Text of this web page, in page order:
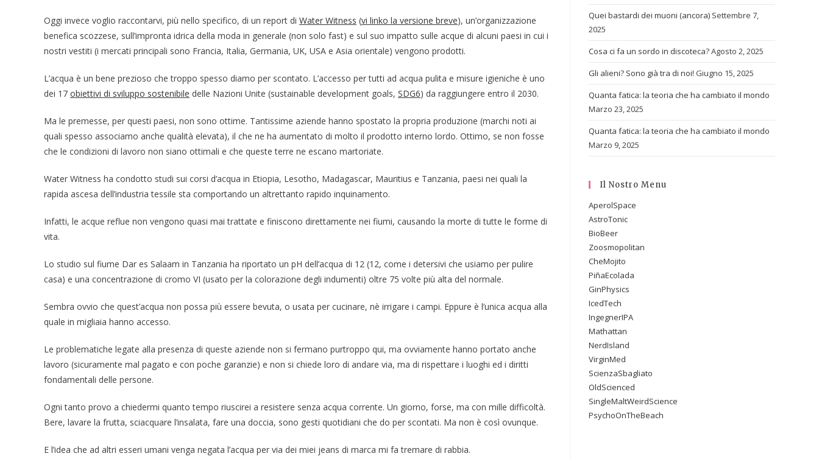
Oggi invece voglio raccontarvi, più nello specifico, di un report di Water Witness (vi linko la versione breve), un’organizzazione
benefica scozzese, sull’impronta idrica della moda in generale (non solo fast) e sul suo impatto sulle acque di alcuni paesi in cui i
nostri vestiti (i mercati principali sono Francia, Italia, Germania, UK, USA e Asia orientale) vengono prodotti.
L’acqua è un bene prezioso che troppo spesso diamo per scontato. L’accesso per tutti ad acqua pulita e misure igieniche è uno
dei 17 obiettivi di sviluppo sostenibile delle Nazioni Unite (sustainable development goals, SDG6) da raggiungere entro il 2030.
Ma le premesse, per questi paesi, non sono ottime. Tantissime aziende hanno spostato la propria produzione (marchi noti ai
quali spesso associamo anche qualità elevata), il che ne ha aumentato di molto il prodotto interno lordo. Ottimo, se non fosse
che le condizioni di lavoro non siano ottimali e che queste terre ne escano martoriate.
Water Witness ha condotto studi sui corsi d’acqua in Etiopia, Lesotho, Madagascar, Mauritius e Tanzania, paesi nei quali la
rapida ascesa dell’industria tessile sta comportando un altrettanto rapido inquinamento.
Infatti, le acque reflue non vengono quasi mai trattate e finiscono direttamente nei fiumi, causando la morte di tutte le forme di
vita.
Lo studio sul fiume Dar es Salaam in Tanzania ha riportato un pH dell’acqua di 12 (12, come i detersivi che usiamo per pulire
casa) e una concentrazione di cromo VI (usato per la colorazione degli indumenti) oltre 75 volte più alta del normale.
Sembra ovvio che quest’acqua non possa più essere bevuta, o usata per cucinare, nè irrigare i campi. Eppure è l’unica acqua alla
quale in migliaia hanno accesso.
Le problematiche legate alla presenza di queste aziende non si fermano purtroppo qui, ma ovviamente hanno portato anche
lavoro (sicuramente mal pagato e con poche garanzie) e non si chiede loro di andare via, ma di rispettare i luoghi ed i diritti
fondamentali delle persone.
Ogni tanto provo a chiedermi quanto tempo riuscirei a resistere senza acqua corrente. Un giorno, forse, ma con mille difficoltà.
Bere, lavare la frutta, sciacquare l’insalata, fare una doccia, sono gesti quotidiani che do per scontati. Ma non è così ovunque.
E l’idea che ad altri esseri umani venga negata l’acqua per via dei miei jeans di marca mi fa tremare di rabbia.
Quei bastardi dei muoni (ancora) Settembre 7,
2025
Cosa ci fa un sordo in discoteca?Agosto 2, 2025
Gli alieni? Sono già tra di noi! Giugno 15, 2025
Quanta fatica: la teoria che ha cambiato il mondo
Marzo 23, 2025
Quanta fatica: la teoria che ha cambiato il mondo
Marzo 9, 2025
Il Nostro Menu
AperolSpace
AstroTonic
BioBeer
Zoosmopolitan
CheMojito
PiñaEcolada
GinPhysics
IcedTech
IngegnerIPA
Mathattan
NerdIsland
VirginMed
ScienzaSbagliato
OldScienced
SingleMaltWeirdScience
PsychoOnTheBeach